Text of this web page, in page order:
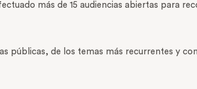
más de 15 audiencias abiertas para
públicas, de los temas más recurrentes y